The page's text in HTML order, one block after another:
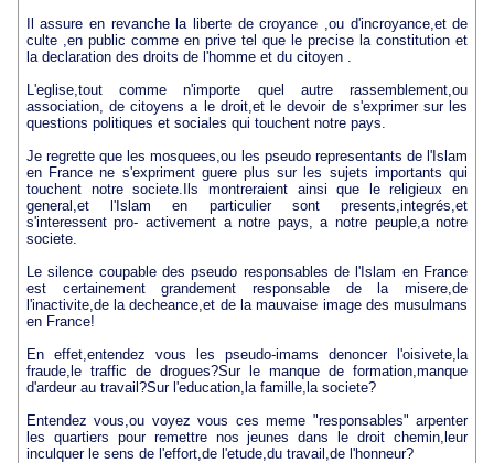
Il assure en revanche la liberte de croyance ,ou d'incroyance,et de
culte ,en public comme en prive tel que le precise la constitution et
la declaration des droits de l'homme et du citoyen .
L'eglise,tout comme n'importe quel autre rassemblement,ou
association, de citoyens a le droit,et le devoir de s'exprimer sur les
questions politiques et sociales qui touchent notre pays.
Je regrette que les mosquees,ou les pseudo representants de l'Islam
en France ne s'expriment guere plus sur les sujets importants qui
touchent notre societe.Ils montreraient ainsi que le religieux en
general,et l'Islam en particulier sont presents,integrés,et
s'interessent pro- activement a notre pays, a notre peuple,a notre
societe.
Le silence coupable des pseudo responsables de l'Islam en France
est certainement grandement responsable de la misere,de
l'inactivite,de la decheance,et de la mauvaise image des musulmans
en France!
En effet,entendez vous les pseudo-imams denoncer l'oisivete,la
fraude,le traffic de drogues?Sur le manque de formation,manque
d'ardeur au travail?Sur l'education,la famille,la societe?
Entendez vous,ou voyez vous ces meme "responsables" arpenter
les quartiers pour remettre nos jeunes dans le droit chemin,leur
inculquer le sens de l'effort,de l'etude,du travail,de l'honneur?